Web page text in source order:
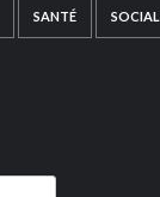
SANTÉ SOCIAL